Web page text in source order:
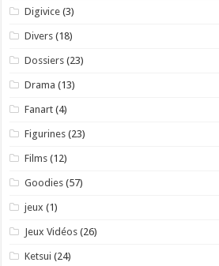
Digivice (3)
Divers (18)
Dossiers (23)
Drama (13)
Fanart (4)
Figurines (23)
Films (12)
Goodies (57)
jeux (1)
Jeux Vidéos (26)
Ketsui (24)